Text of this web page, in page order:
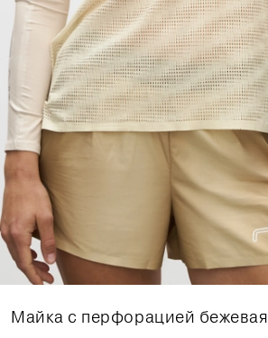
Майка с перфорацией бежевая